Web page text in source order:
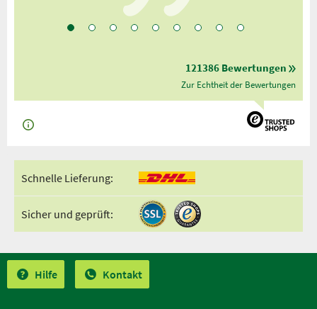
121386 Bewertungen
Zur Echtheit der Bewertungen
Schnelle Lieferung:
Sicher und geprüft:
Hilfe Kontakt